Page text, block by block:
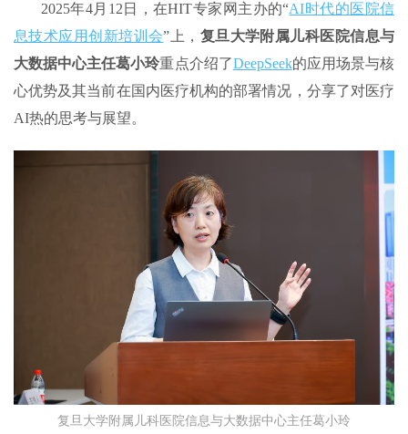
2025年4月12日，在HIT专家网主办的“AI时代的医院信
息技术应用创新培训会”上， 复旦大学附属儿科医院信息与
大数据中心主任葛小玲重点介绍了DeepSeek的应用场景与核
心优势及其当前在国内医疗机构的部署情况，分享了对医疗
AI热的思考与展望。
复旦大学附属儿科医院信息与大数据中心主任葛小玲